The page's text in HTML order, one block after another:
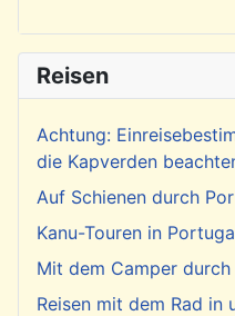
Reisen
Achtung:
die Kapverden
Auf Schienen durch
Kanu-Touren in
Mit dem Camper
Reisen mit dem Rad in